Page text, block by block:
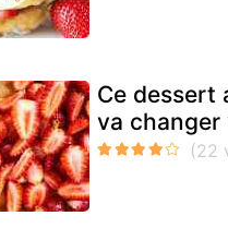
Ce dessert
va changer